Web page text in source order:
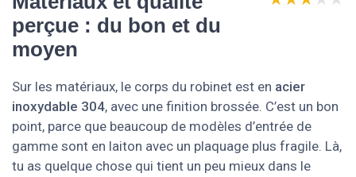
perçue : du bon et du
moyen
Sur les matériaux, le corps du robinet est en acier
inoxydable 304, avec une finition brossée. C’est un bon
point, parce que beaucoup de modèles d’entrée de
gamme sont en laiton avec un plaquage plus fragile. Là,
tu as quelque chose qui tient un peu mieux dans le